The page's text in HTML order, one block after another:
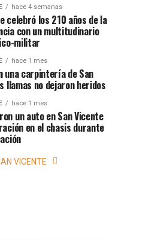
hace 4 semanas
celebró los 210 años de la
con un multitudinario
militar
hace 1 mes
una carpintería de San
llamas no dejaron heridos
hace 1 mes
un auto en San Vicente
en el chasis durante
VICENTE